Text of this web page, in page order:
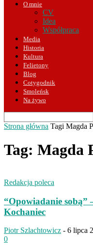
O mnie
CV
Idea
Współpraca
Media
Historia
Kultura
Felietony
Blog
Cotygodnik
Smoleńsk
Na żywo
Strona główna Tagi Magda
Tag: Magda
Redakcja poleca
“Opowiadanie sobą”
Kochaniec
Piotr Szlachtowicz - 6 lipca
0